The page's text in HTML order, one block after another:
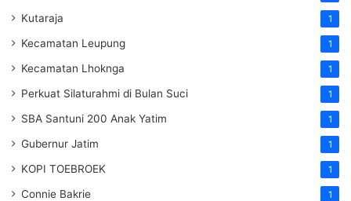
Kutaraja 1
Kecamatan Leupung 1
Kecamatan Lhoknga 1
Perkuat Silaturahmi di Bulan Suci 1
SBA Santuni 200 Anak Yatim 1
Gubernur Jatim 1
KOPI TOEBROEK 1
Connie Bakrie 1